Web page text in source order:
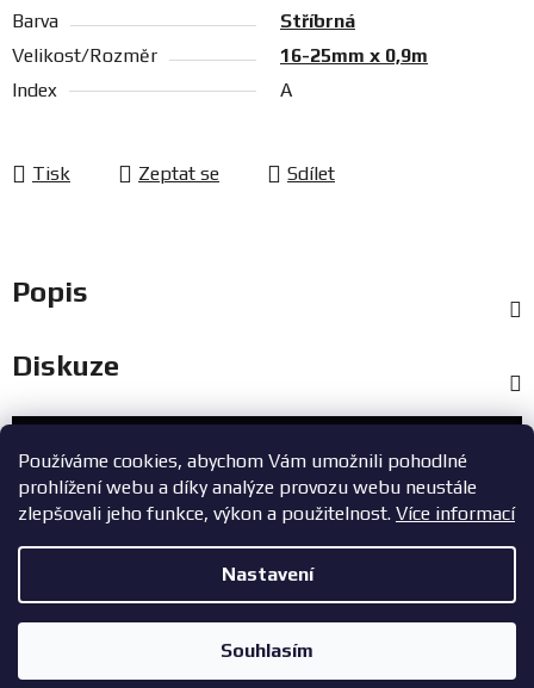
Používáme cookies, abychom Vám umožnili pohodlné
prohlížení webu a díky analýze provozu webu neustále
zlepšovali jeho funkce, výkon a použitelnost. Více informací
Nastavení
Souhlasím
Barva
Stříbrná
Velikost/Rozměr
16-25mm x 0,9m
Index
A
Tisk Zeptat se Sdílet
Popis
Diskuze
Zákaznický servis
+420 603 785 748
Copyright 2026ZavodniAuta.cz. Všechna práva vyhrazena.|
Zásady ochrany osobních údajů